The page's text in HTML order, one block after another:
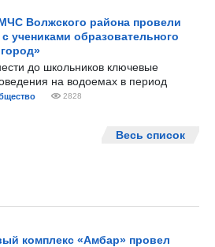
Волжского района провели
учениками образовательного
до школьников ключевые
на водоемах в период
2828
Весь список
комплекс «Амбар» провел